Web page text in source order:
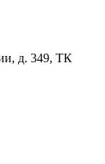
д. 349, ТК